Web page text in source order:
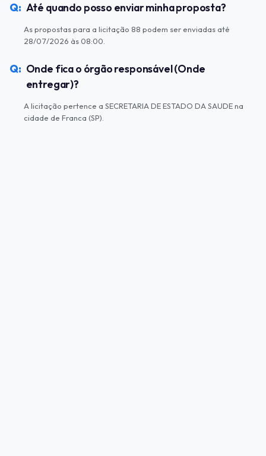
Até quando posso enviar minha proposta?
As propostas para a licitação 88 podem ser enviadas até
28/07/2026 às 08:00.
Onde fica o órgão responsável (Onde
entregar)?
A licitação pertence a SECRETARIA DE ESTADO DA SAUDE na
cidade de Franca (SP).